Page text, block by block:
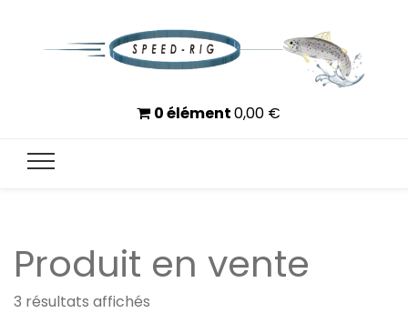
Speed-Rig
Moins de temps à monter, plus de temps à pêcher
0 élément0,00 €
Produit en vente
3 résultats affichés